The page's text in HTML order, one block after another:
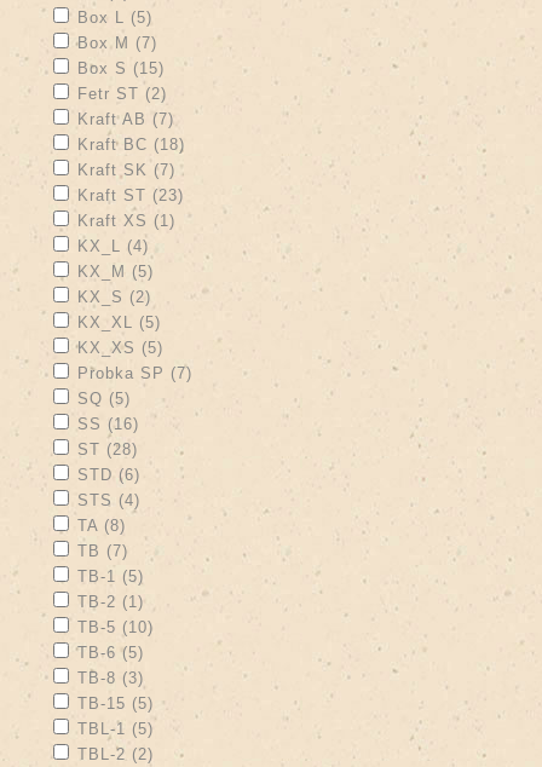
Apply Box L filter
Box L (5)
Apply Box M filter
Box M (7) Apply Box M filter
Apply Box S filter
Box S (15) Apply Box S filter
Apply Fetr ST filter
Fetr ST (2)
Apply Kraft AB filter
Kraft AB (7) Apply Kraft AB filter
Apply Kraft BC filter
Kraft BC (18)
Apply Kraft SK filter
Kraft SK (7) Apply Kraft SK filter
Apply Kraft ST filter
Kraft ST (23)
Apply Kraft XS filter
Kraft XS (1) Apply Kraft XS filter
Apply KX_L filter
KX_L (4)
Apply KX_M filter
KX_M (5)
Apply KX_S filter
KX_S (2) Apply KX_S filter
Apply KX_XL filter
KX_XL (5)
Apply KX_XS filter
KX_XS (5) Apply KX_XS filter
Apply Probka SP filter
Probka SP (7) Apply Probka SP filter
Apply SQ filter
SQ (5) Apply SQ filter
Apply SS filter
SS (16) Apply SS filter
Apply ST filter
ST (28) Apply ST filter
Apply STD filter
STD (6) Apply STD filter
Apply STS filter
STS (4)
Apply TA filter
TA (8) Apply TA filter
Apply TB filter
TB (7)
Apply TB-1 filter
TB-1 (5)
Apply TB-2 filter
TB-2 (1) Apply TB-2 filter
Apply TB-5 filter
TB-5 (10)
Apply TB-6 filter
TB-6 (5) Apply TB-6 filter
Apply TB-8 filter
TB-8 (3) Apply TB-8 filter
Apply TB-15 filter
TB-15 (5) Apply TB-15 filter
Apply TBL-1 filter
TBL-1 (5)
Apply TBL-2 filter
TBL-2 (2) Apply TBL-2 filter